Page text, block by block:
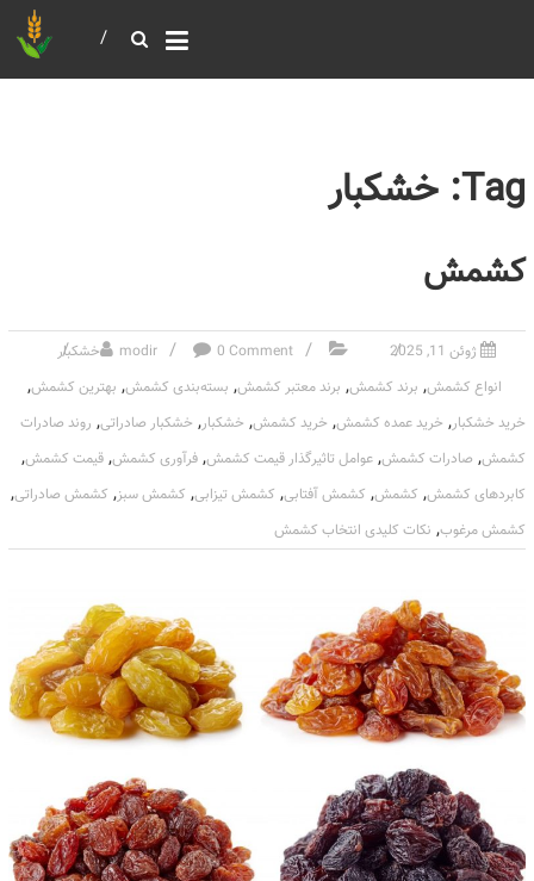
Tag: خشکبار
کشمش
ژوئن 11, 2025 modir 0 Comment
خشکبار
انواع کشمش, برند کشمش, برند معتبر کشمش, بسته‌بندی کشمش, بهترین کشمش,
خرید خشکبار, خرید عمده کشمش, خرید کشمش, خشکبار, خشکبار صادراتی, روند صادرات
کشمش, صادرات کشمش, عوامل تاثیرگذار قیمت کشمش, فرآوری کشمش, قیمت کشمش,
کابردهای کشمش, کشمش, کشمش آفتابی, کشمش تیزابی, کشمش سبز, کشمش صادراتی,
کشمش مرغوب, نکات کلیدی انتخاب کشمش